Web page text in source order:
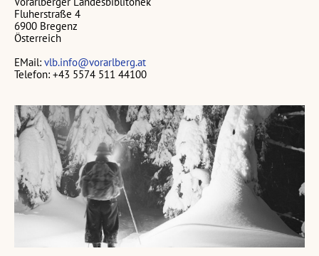
Fluherstraße 4
6900 Bregenz
Österreich
EMail: vlb.info@vorarlberg.at
Telefon: +43 5574 511 44100